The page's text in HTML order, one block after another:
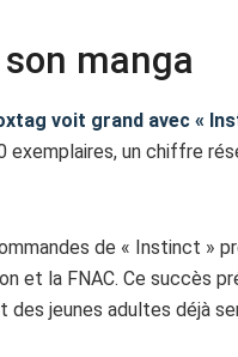
manga
voit grand avec «
un chiffre
de « Instinct »
et la FNAC. Ce succès
jeunes adultes déjà